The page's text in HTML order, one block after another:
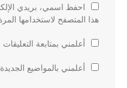
احفظ اسمي، بريدي
هذا المتصفح لاستخدامها
أعلمني بمتابعة
أعلمني بالمواضيع